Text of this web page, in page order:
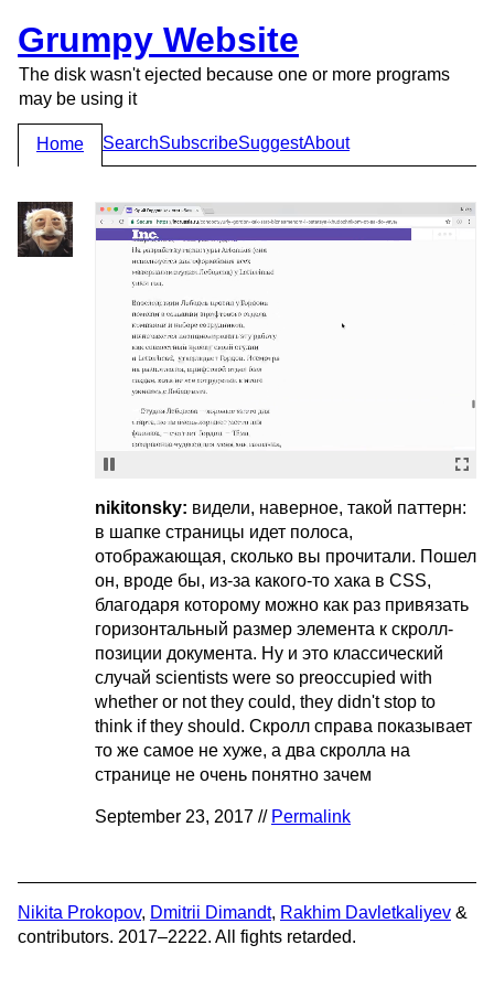
Grumpy Website
The disk wasn't ejected because one or more programs
may be using it
Home SearchSubscribeSuggestAbout
nikitonsky: видели, наверное, такой паттерн:
в шапке страницы идет полоса,
отображающая, сколько вы прочитали. Пошел
он, вроде бы, из-за какого-то хака в CSS,
благодаря которому можно как раз привязать
горизонтальный размер элемента к скролл-
позиции документа. Ну и это классический
случай scientists were so preoccupied with
whether or not they could, they didn't stop to
think if they should. Скролл справа показывает
то же самое не хуже, а два скролла на
странице не очень понятно зачем
September 23, 2017 // Permalink
Nikita Prokopov, Dmitrii Dimandt, Rakhim Davletkaliyev &
contributors. 2017–2222. All fights retarded.